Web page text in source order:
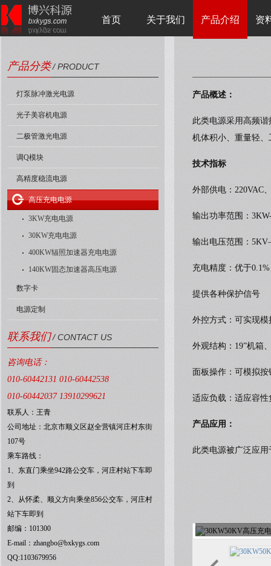
首页 关于我们 产品介绍 资
产品分类/ PRODUCT
灯泵脉冲激光电源
光子美容机电源
二极管激光电源
调Q模块
高精度稳流电源
高压充电电源
3KW充电电源
30KW充电电源
400KW辐照加速器充电电源
140KW固态加速器高压电源
数字卡
电源定制
联系我们/ CONTACT US
咨询电话：
010-60442131 010-60442538
010-60442037 13910299621
联系人：王青
公司地址：北京市顺义区赵全营镇河庄村东街
107号
乘车路线：
1、东直门乘坐942路公交车，河庄村站下车即
到
2、从怀柔、顺义方向乘坐856公交车，河庄村
站下车即到
邮编：101300
E-mail：zhangbo@bxkygs.com
QQ:1103679956
产品概述：
此类电源采用高频
机体积小、重量轻
技术指标
外部供电：220VAC
输出功率范围：
输出电压范围：
充电精度：优于0.1%
提供各种保护信号
外控方式：可实现模
外观结构：19”机箱
面板操作：可模拟按
适应负载：适应容性
产品应用：
此类电源被广泛应